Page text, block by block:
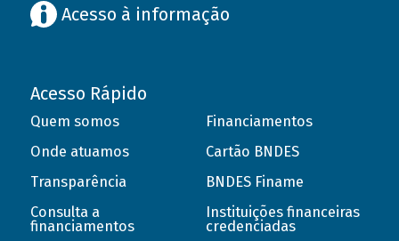
Acesso à informação
Acesso Rápido
Quem somos
Onde atuamos
Transparência
Consulta a
financiamentos
Financiamentos
Cartão BNDES
BNDES Finame
Instituições financeiras
credenciadas